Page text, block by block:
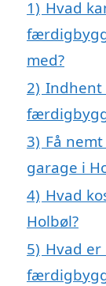
1) Hvad
med?
2) Indhent
3) Få
garage i
4) Hvad
Holbøl?
5) Hvad